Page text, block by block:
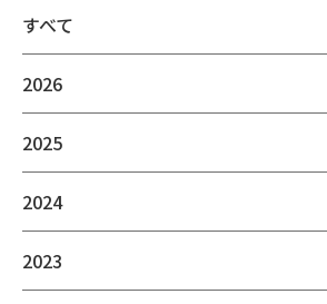
すべて
2026
2025
2024
2023